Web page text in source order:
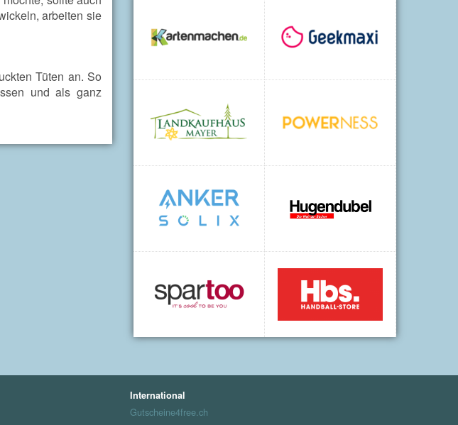
arbeiten sie
Tüten an. So
und als ganz
International
Gutscheine4free.ch